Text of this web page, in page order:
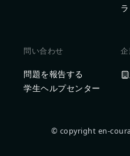
問い合わせ
問題を報告する
学生ヘルプセンター
© copyright en-